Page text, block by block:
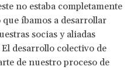
no estaba completamente
íbamos a desarrollar
socias y aliadas
desarrollo colectivo de
de nuestro proceso de